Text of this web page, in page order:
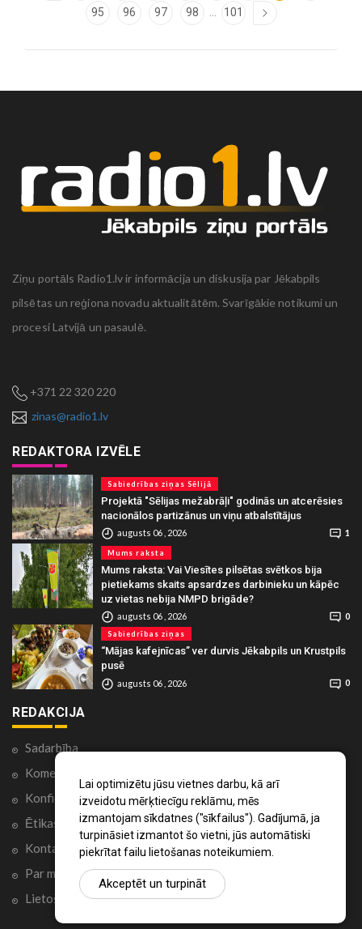
Lai optimizētu jūsu vietnes darbu, kā arī
izveidotu mērķtiecīgu reklāmu, mēs
izmantojam sīkdatnes ("sīkfailus"). Gadījumā, ja
turpināsiet izmantot šo vietni, jūs automātiski
piekrītat failu lietošanas noteikumiem.
Akceptēt un turpināt
95
96 97 98 101
Ziņu portāls Radio1.lv ir informācija un diskusija par Jēkabpils
pilsētas un reģiona novadu aktualitātēm. Svarīgākie notikumi un
procesi Latvijā un pasaulē.
+371 22 320 220
zinas@radio1.lv
REDAKTORA IZVĒLE
Sabiedrības ziņas Sēlijā
Projektā "Sēlijas mežabrāļi" godinās un atcerēsies
nacionālos partizānus un viņu atbalstītājus
augusts 06 , 2026 1
Mums raksta
Mums raksta: Vai Viesītes pilsētas svētkos bija
pietiekams skaits apsardzes darbinieku un kāpēc
uz vietas nebija NMPD brigāde?
augusts 06 , 2026 0
Sabiedrības ziņas
“Mājas kafejnīcas” ver durvis Jēkabpils un Krustpils
pusē
augusts 06 , 2026 0
REDAKCIJA
Sadarbība
Komentāri portālā
Konfidencialitātes politika
Ētikas kodekss
Kontakti
Par mums
Lietošanas noteikumi